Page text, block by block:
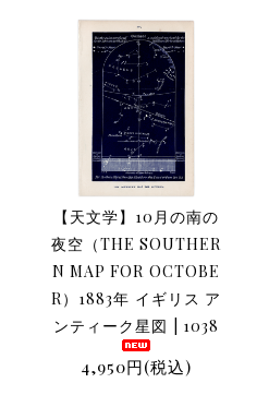
【天文学】10月の南の
夜空（THE SOUTHER
N MAP FOR OCTOBE
R）1883年 イギリス ア
ンティーク星図 | 1038
4,950円(税込)